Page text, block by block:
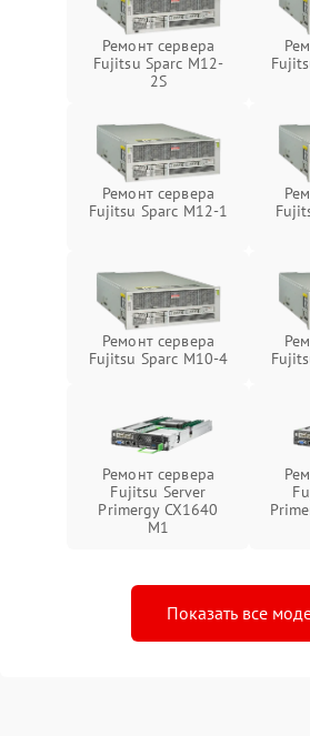
Ремонт сервера
Fujitsu Sparc M12-
2S
Ремонт сервера
Fujitsu Sparc M12-1
Ремонт сервера
Fujitsu Sparc M10-4
Ремонт сервера
Fujitsu Server
Primergy CX1640
M1
Показать все